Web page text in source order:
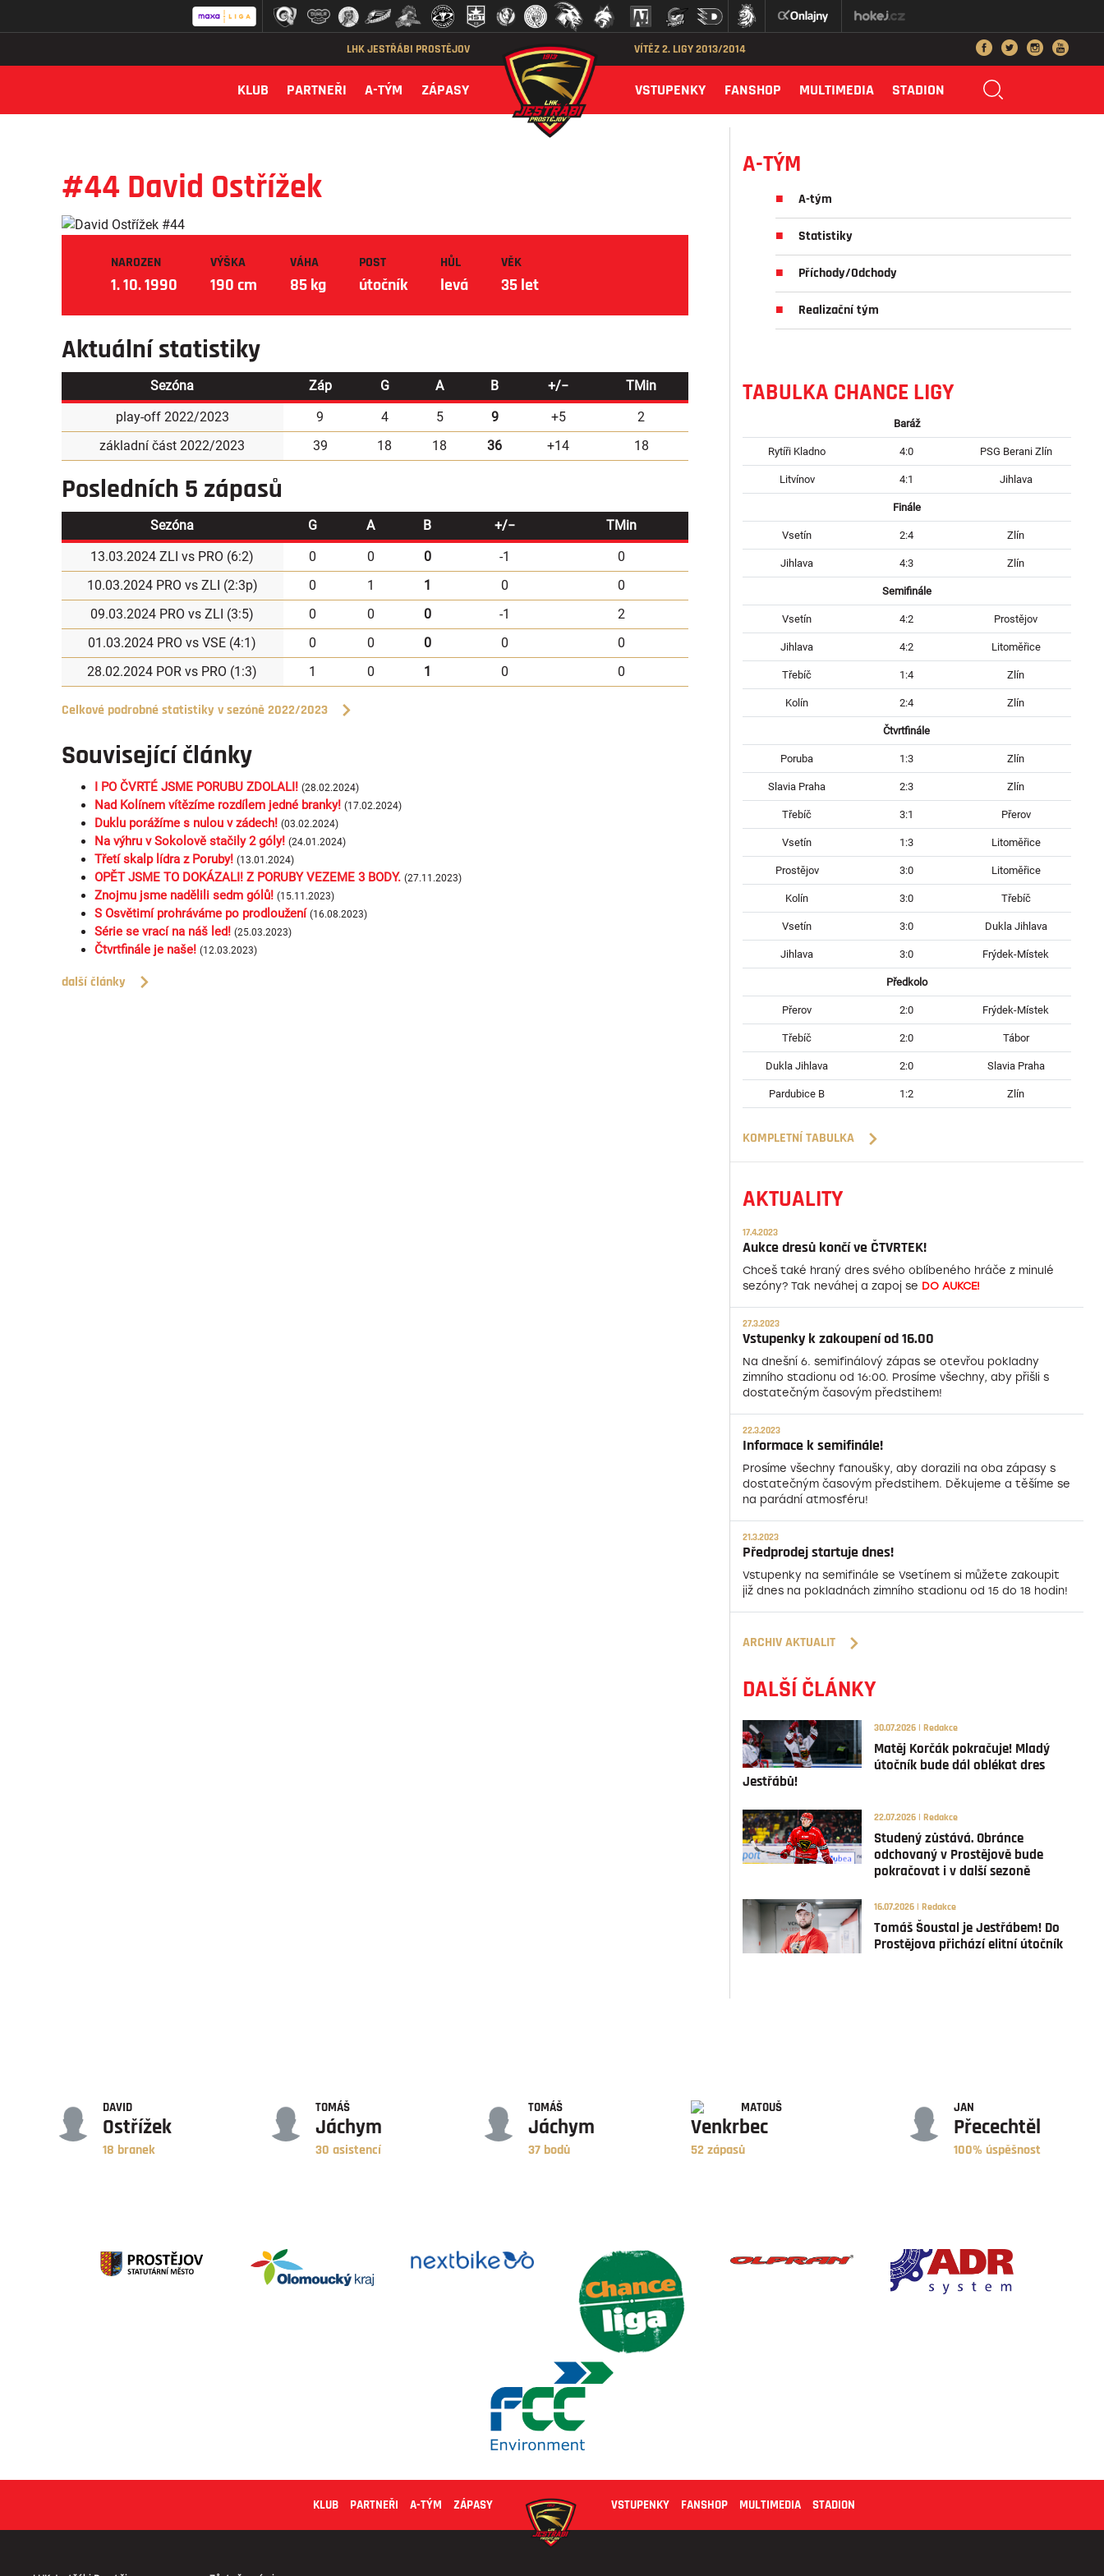
LHK JESTŘÁBI PROSTĚJOV VÍTĚZ 2. LIGY 2013/2014
KLUB PARTNEŘI A-TÝM ZÁPASY VSTUPENKY FANSHOP MULTIMEDIA STADION
#44 David Ostřížek
NAROZEN
1. 10. 1990
VÝŠKA
190 cm
VÁHA
85 kg
POST
útočník
HŮL
levá
VĚK
35 let
Aktuální statistiky
Sezóna Záp G A B +/−
TMin
play-off 2022/2023
9 4 5 9 +5
2
základní část 2022/2023
39 18 18 36 +14 18
Posledních 5 zápasů
Sezóna G A B +/−
TMin
13.03.2024 ZLI vs PRO (6:2) 0 0 0 -1
0
10.03.2024 PRO vs ZLI (2:3p) 0 1 1 0
0
09.03.2024 PRO vs ZLI (3:5) 0 0 0 -1
2
01.03.2024 PRO vs VSE (4:1) 0 0 0 0
0
28.02.2024 POR vs PRO (1:3) 1 0 1 0 0
Celkové podrobné statistiky v sezóně 2022/2023
Související články
I PO ČVRTÉ JSME PORUBU ZDOLALI! (28.02.2024)
Nad Kolínem vítězíme rozdílem jedné branky! (17.02.2024)
Duklu porážíme s nulou v zádech! (03.02.2024)
Na výhru v Sokolově stačily 2 góly! (24.01.2024)
Třetí skalp lídra z Poruby! (13.01.2024)
OPĚT JSME TO DOKÁZALI! Z PORUBY VEZEME 3 BODY. (27.11.2023)
Znojmu jsme nadělili sedm gólů! (15.11.2023)
S Osvětimí prohráváme po prodloužení (16.08.2023)
Série se vrací na náš led! (25.03.2023)
Čtvrtfinále je naše! (12.03.2023)
další články
A-TÝM
A-tým
Statistiky
Příchody/Odchody
Realizační tým
TABULKA CHANCE LIGY
Baráž
Rytíři Kladno 4:0 PSG Berani Zlín
Litvínov 4:1 Jihlava
Finále
Vsetín 2:4 Zlín
Jihlava 4:3 Zlín
Semifinále
Vsetín 4:2 Prostějov
Jihlava 4:2 Litoměřice
Třebíč 1:4 Zlín
Kolín 2:4 Zlín
Čtvrtfinále
Poruba 1:3 Zlín
Slavia Praha 2:3 Zlín
Třebíč 3:1 Přerov
Vsetín 1:3 Litoměřice
Prostějov 3:0 Litoměřice
Kolín 3:0 Třebíč
Vsetín 3:0 Dukla Jihlava
Jihlava 3:0 Frýdek-Místek
Předkolo
Přerov 2:0 Frýdek-Místek
Třebíč 2:0 Tábor
Dukla Jihlava 2:0 Slavia Praha
Pardubice B 1:2 Zlín
KOMPLETNÍ TABULKA
AKTUALITY
17.4.2023
Aukce dresů končí ve ČTVRTEK!
Chceš také hraný dres svého oblíbeného hráče z minulé
sezóny? Tak neváhej a zapoj se DO AUKCE!
27.3.2023
Vstupenky k zakoupení od 16.00
Na dnešní 6. semifinálový zápas se otevřou pokladny
zimního stadionu od 16:00. Prosíme všechny, aby přišli s
dostatečným časovým předstihem!
22.3.2023
Informace k semifinále!
Prosíme všechny fanoušky, aby dorazili na oba zápasy s
dostatečným časovým předstihem. Děkujeme a těšíme se
na parádní atmosféru!
21.3.2023
Předprodej startuje dnes!
Vstupenky na semifinále se Vsetínem si můžete zakoupit
již dnes na pokladnách zimního stadionu od 15 do 18 hodin!
ARCHIV AKTUALIT
DALŠÍ ČLÁNKY
30.07.2026 | Redakce
Matěj Korčák pokračuje! Mladý
útočník bude dál oblékat dres
Jestřábů!
22.07.2026 | Redakce
Studený zůstává. Obránce
odchovaný v Prostějově bude
pokračovat i v další sezoně
16.07.2026 | Redakce
Tomáš Šoustal je Jestřábem! Do
Prostějova přichází elitní útočník
DAVID
Ostřížek
18 branek
TOMÁŠ
Jáchym
30 asistencí
TOMÁŠ
Jáchym
37 bodů
MATOUŠ
Venkrbec
52 zápasů
JAN
Přecechtěl
100% úspěšnost
KLUB PARTNEŘI A-TÝM ZÁPASY VSTUPENKY FANSHOP MULTIMEDIA STADION